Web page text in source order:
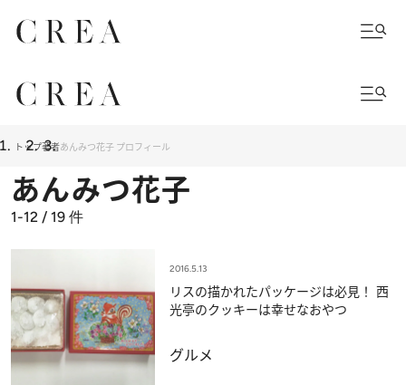
トップ著者あんみつ花子 プロフィール
あんみつ花子
1-12 / 19 件
2016.5.13
リスの描かれたパッケージは必見！ 西
光亭のクッキーは幸せなおやつ
グルメ